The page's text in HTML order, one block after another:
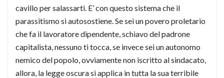
cavillo per salassarti. E’ con questo sistema che il
parassitismo si autosostiene. Se sei un povero proletario
che fa il lavoratore dipendente, schiavo del padrone
capitalista, nessuno ti tocca, se invece sei un autonomo
nemico del popolo, ovviamente non iscritto al sindacato,
allora, la legge oscura si applica in tutta la sua terribile